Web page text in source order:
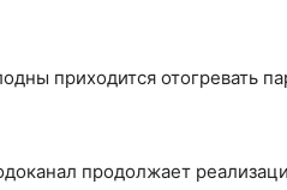
приходится отогревать
продолжает